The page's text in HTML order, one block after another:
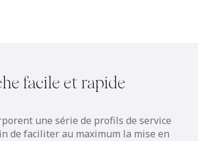
facile et rapide
une série de profils de service
de faciliter au maximum la mise en